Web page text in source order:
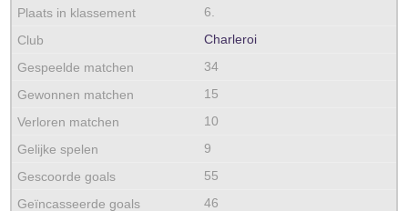
6.
Charleroi
34
15
10
9
55
46